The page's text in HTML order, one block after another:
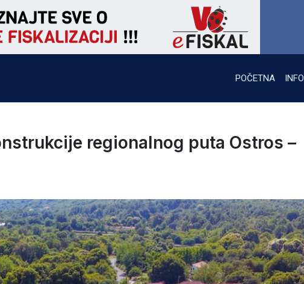
POČETNA INFO
regionalnog puta Ostros –